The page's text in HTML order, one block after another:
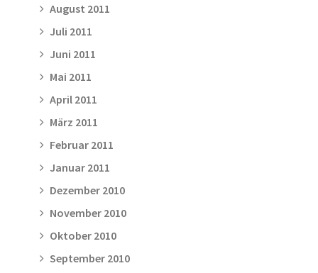
August 2011
Juli 2011
Juni 2011
Mai 2011
April 2011
März 2011
Februar 2011
Januar 2011
Dezember 2010
November 2010
Oktober 2010
September 2010